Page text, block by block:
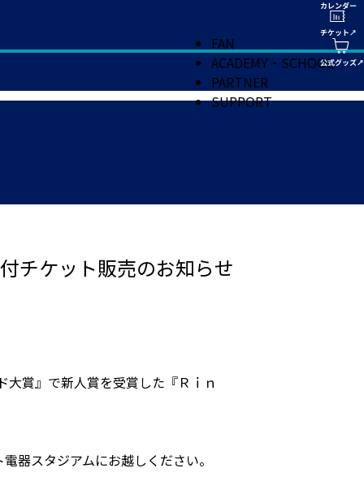
FAN
ACADEMY・SCHOOL
PARTNER
SUPPORT
チケット販売のお知らせ
賞』で新⼈賞を受賞した『Ｒｉｎ
器スタジアムにお越しください。